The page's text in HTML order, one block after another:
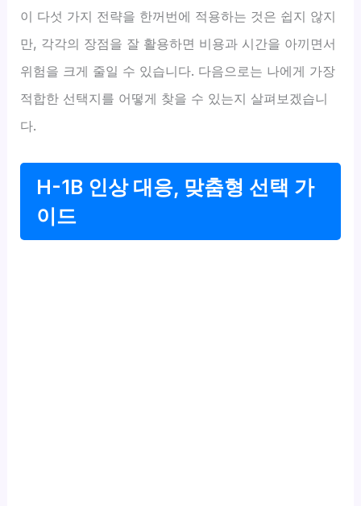
이 다섯 가지 전략을 한꺼번에 적용하는 것은 쉽지 않지
만, 각각의 장점을 잘 활용하면 비용과 시간을 아끼면서
위험을 크게 줄일 수 있습니다. 다음으로는 나에게 가장
적합한 선택지를 어떻게 찾을 수 있는지 살펴보겠습니
다.
H-1B 인상 대응, 맞춤형 선택 가
이드